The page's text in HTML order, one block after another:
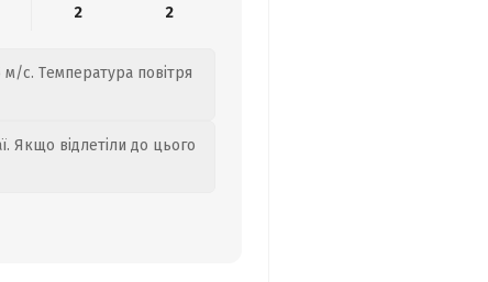
2 2
с. Температура повітря
Якщо відлетіли до цього